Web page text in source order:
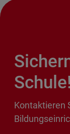
Schule!
Kontaktieren